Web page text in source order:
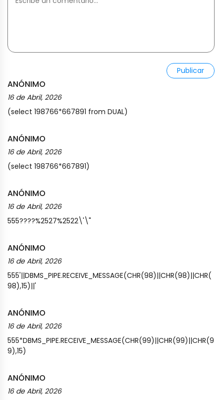
Publicar
ANÓNIMO
16 de Abril, 2026
(select 198766*667891 from DUAL)
ANÓNIMO
16 de Abril, 2026
(select 198766*667891)
ANÓNIMO
16 de Abril, 2026
555????%2527%2522\'\"
ANÓNIMO
16 de Abril, 2026
555'||DBMS_PIPE.RECEIVE_MESSAGE(CHR(98)||CHR(98)||CHR(
98),15)||'
ANÓNIMO
16 de Abril, 2026
555*DBMS_PIPE.RECEIVE_MESSAGE(CHR(99)||CHR(99)||CHR(9
9),15)
ANÓNIMO
16 de Abril, 2026